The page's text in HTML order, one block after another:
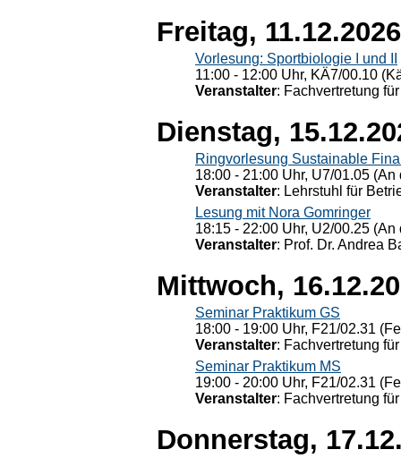
Freitag, 11.12.2026
Vorlesung: Sportbiologie I und II
11:00 - 12:00 Uhr, KÄ7/00.10
Veranstalter: Fachvertretung
Dienstag,
Ringvorlesung Sustainable
18:00 - 21:00 Uhr, U7/01.05
Veranstalter: Lehrstuhl für
Lesung mit Nora Gomringer
18:15 - 22:00 Uhr, U2/00.25
Veranstalter: Prof. Dr. Andrea
Mittwoch,
Seminar Praktikum GS
18:00 - 19:00 Uhr, F21/02.31
Veranstalter: Fachvertretung
Seminar Praktikum MS
19:00 - 20:00 Uhr, F21/02.31
Veranstalter: Fachvertretung
Donnerstag,